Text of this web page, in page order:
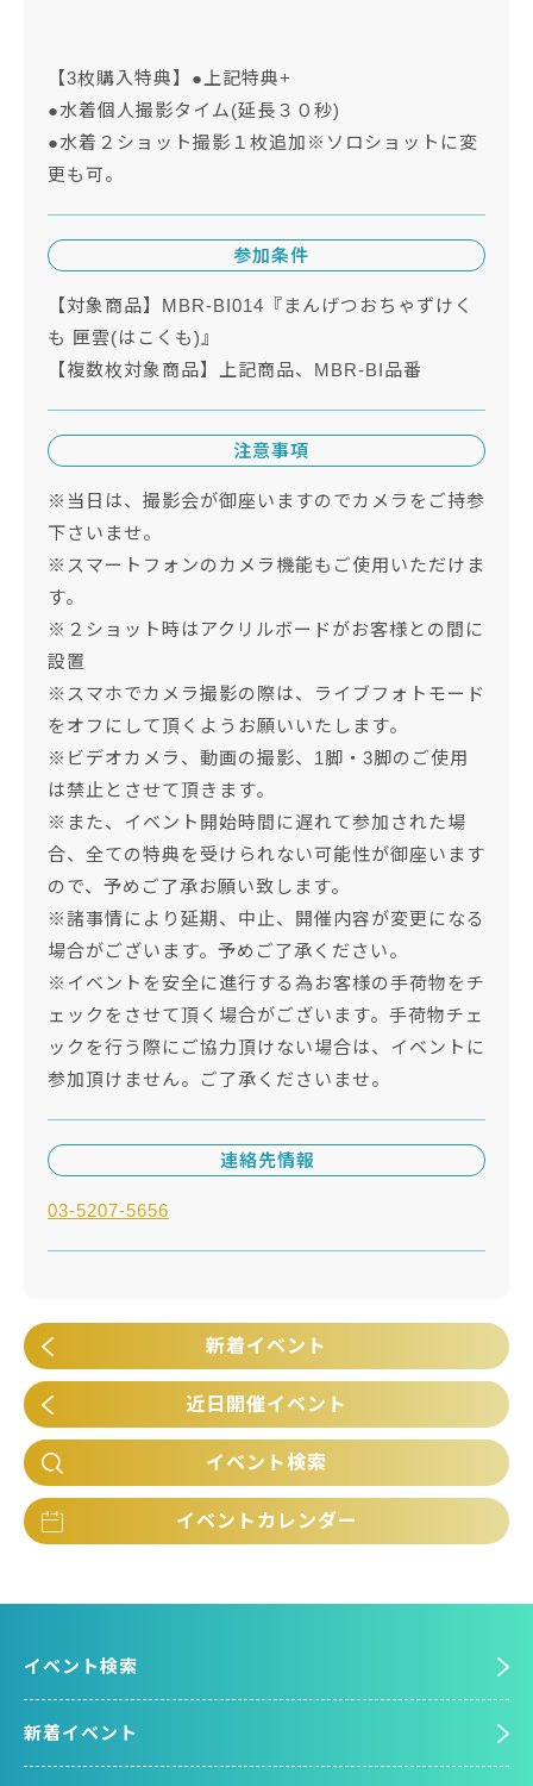
【3枚購入特典】●上記特典+
●水着個人撮影タイム(延長３０秒)
●水着２ショット撮影１枚追加※ソロショットに変
更も可。
参加条件
【対象商品】MBR-BI014『まんげつおちゃずけく
も 匣雲(はこくも)』
【複数枚対象商品】上記商品、MBR-BI品番
注意事項
※当日は、撮影会が御座いますのでカメラをご持参
下さいませ。
※スマートフォンのカメラ機能もご使用いただけま
す。
※２ショット時はアクリルボードがお客様との間に
設置
※スマホでカメラ撮影の際は、ライブフォトモード
をオフにして頂くようお願いいたします。
※ビデオカメラ、動画の撮影、1脚・3脚のご使用
は禁止とさせて頂きます。
※また、イベント開始時間に遅れて参加された場
合、全ての特典を受けられない可能性が御座います
ので、予めご了承お願い致します。
※諸事情により延期、中止、開催内容が変更になる
場合がございます。予めご了承ください。
※イベントを安全に進行する為お客様の手荷物をチ
ェックをさせて頂く場合がございます。手荷物チェ
ックを行う際にご協力頂けない場合は、イベントに
参加頂けません。ご了承くださいませ。
連絡先情報
03-5207-5656
新着イベント
近日開催イベント
イベント検索
イベントカレンダー
イベント検索
新着イベント